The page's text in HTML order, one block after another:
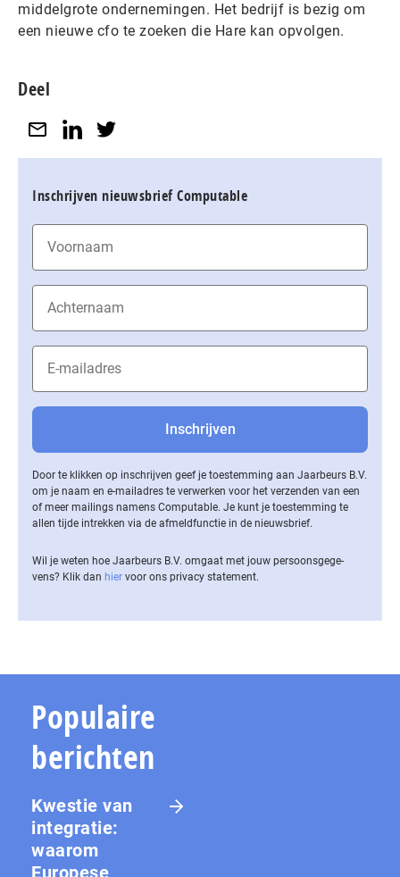
middelgrote ondernemingen. Het bedrijf is bezig om
een nieuwe cfo te zoeken die Hare kan opvolgen.
Deel
Inschrijven nieuwsbrief Computable
Door te klikken op inschrijven geef je toestemming aan Jaarbeurs B.V.
om je naam en e-mailadres te verwerken voor het verzenden van een
of meer mailings namens Computable. Je kunt je toestemming te
allen tijde intrekken via de af­meld­func­tie in de nieuwsbrief.
Wil je weten hoe Jaarbeurs B.V. omgaat met jouw per­soons­ge­ge­
vens? Klik dan hier voor ons privacy statement.
Populaire
berichten
Kwestie van
integratie:
waarom
Europese